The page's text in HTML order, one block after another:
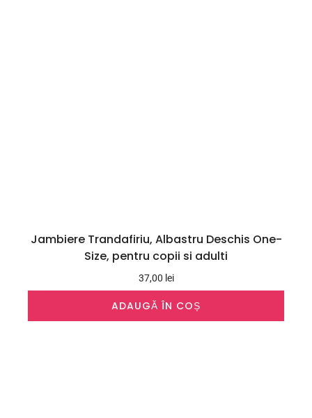
Jambiere Trandafiriu, Albastru Deschis One-
Size, pentru copii si adulti
37,00 lei
ADAUGĂ ÎN COȘ